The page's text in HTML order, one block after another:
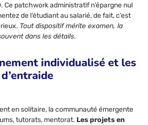
. Ce patchwork administratif n’épargne nul
de l’étudiant au salarié, de fait, c’est
Tout dispositif mérite examen, la
dans les détails.
individualisé et les
en solitaire, la communauté émergente
tutorats, mentorat. Les projets en